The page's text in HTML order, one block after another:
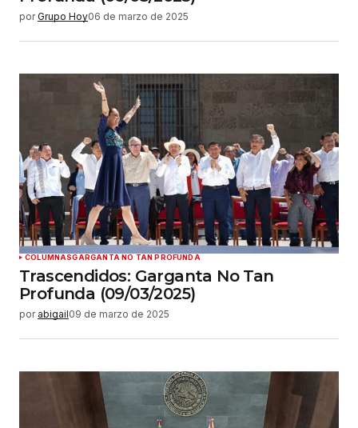
por Grupo Hoy06 de marzo de 2025
COLUMNASGARGANTA NO TAN PROFUNDA
Trascendidos: Garganta No Tan
Profunda (09/03/2025)
por abigail09 de marzo de 2025